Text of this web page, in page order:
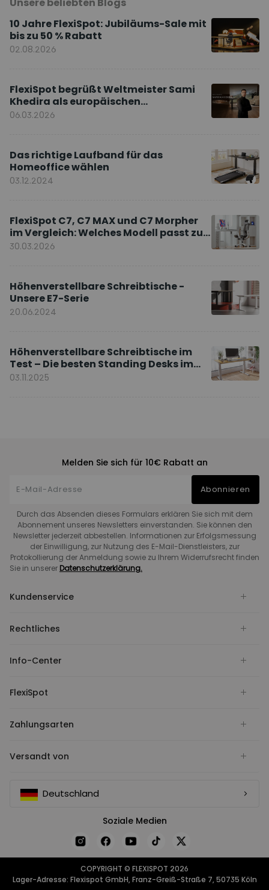
10 Jahre FlexiSpot: Jubiläums-Sale mit
bis zu 50 % Rabatt
02.08.2026
FlexiSpot begrüßt Weltmeister Sami
Khedira als europäischen
Markenbotschafter
06.03.2026
Das richtige Laufband für das
Homeoffice wählen
03.12.2024
FlexiSpot C7, C7 MAX und C7 Morpher
im Vergleich: Welches Modell passt zu
Ihnen?
30.03.2026
Höhenverstellbare Schreibtische -
Unsere E7-Serie
20.06.2024
Höhenverstellbare Schreibtische im
Test – Die besten Standing Desks im
Vergleich
03.11.2025
Melden Sie sich für 10€ Rabatt an
Abonnieren
Durch das Absenden dieses Formulars erklären Sie sich mit dem
Abonnement unseres Newsletters einverstanden. Sie können den
Newsletter jederzeit abbestellen. Informationen zur Erfolgsmessung
der Einwilligung, zur Nutzung des E-Mail-Dienstleisters, zur
Protokollierung der Anmeldung sowie zu Ihrem Widerrufsrecht finden
Sie in unserer Datenschutzerklärung.
Kundenservice
Rechtliches
Info-Center
FlexiSpot
Zahlungsarten
Versandt von
Deutschland
Soziale Medien
COPYRIGHT © FLEXISPOT 2026
Lager-Adresse: Flexispot GmbH, Franz-Greiß-Straße 7, 50735 Köln